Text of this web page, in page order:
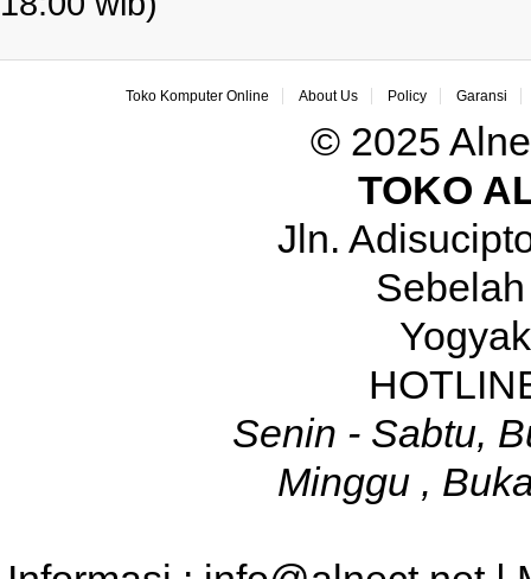
Toko Komputer Online About Us Policy Garansi
© 2025
TOKO
Jln.
Senin - Sabtu,
Minggu ,